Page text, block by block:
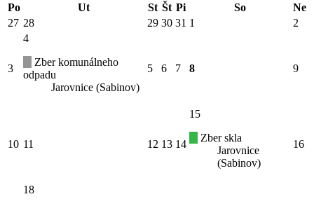
Po
Ut St Št Pi So
Ne
27 28 29 30 31 1 2
3
4
Zber komunálneho
odpadu
Jarovnice (Sabinov)
5 6 7 8 9
10 11 12 13 14
15
Zber skla
Jarovnice
(Sabinov)
16
18